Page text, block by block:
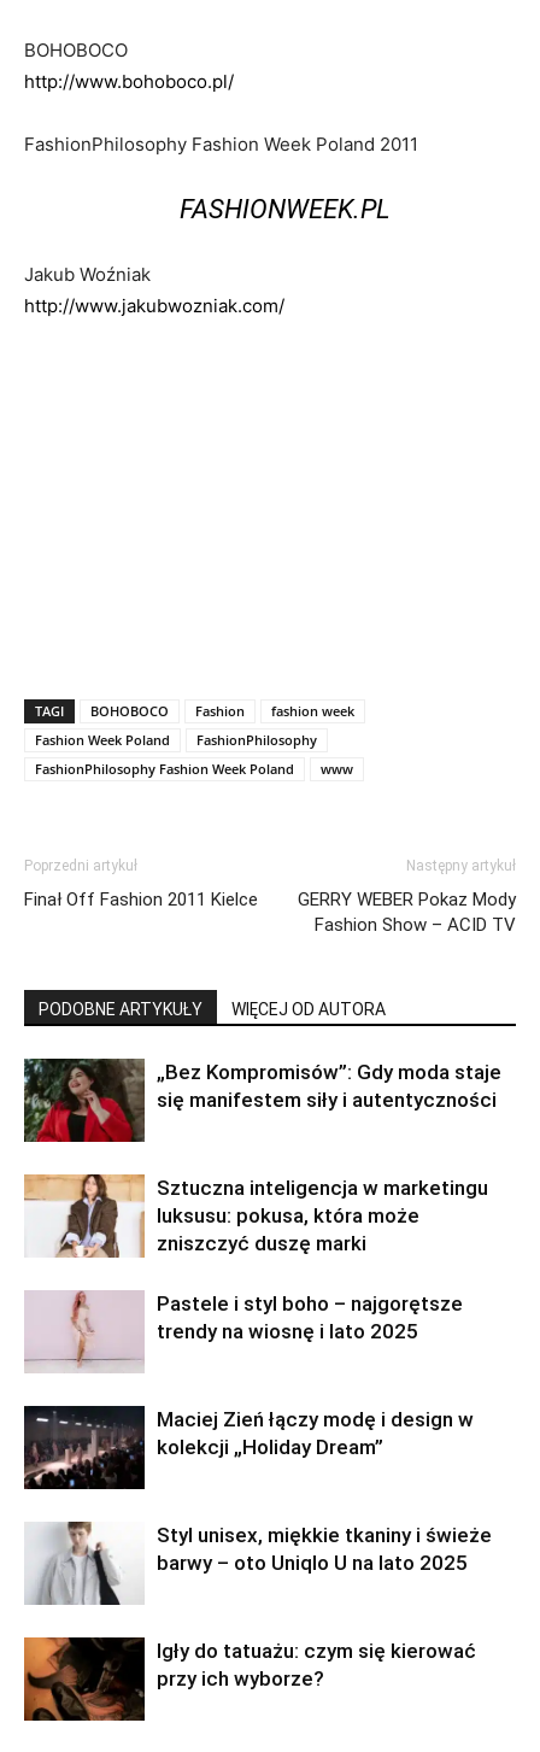
BOHOBOCO
http://www.bohoboco.pl/
FashionPhilosophy Fashion Week Poland 2011
FASHIONWEEK.PL
Jakub Woźniak
http://www.jakubwozniak.com/
TAGI BOHOBOCO Fashion
fashion week
Fashion Week Poland
FashionPhilosophy
FashionPhilosophy Fashion Week Poland
www
Poprzedni artykuł
Finał Off Fashion 2011 Kielce
Następny artykuł
GERRY WEBER Pokaz Mody
Fashion Show – ACID TV
PODOBNE ARTYKUŁY WIĘCEJ OD AUTORA
„Bez Kompromisów”: Gdy moda staje
się manifestem siły i autentyczności
Sztuczna inteligencja w marketingu
luksusu: pokusa, która może
zniszczyć duszę marki
Pastele i styl boho – najgorętsze
trendy na wiosnę i lato 2025
Maciej Zień łączy modę i design w
kolekcji „Holiday Dream”
Styl unisex, miękkie tkaniny i świeże
barwy – oto Uniqlo U na lato 2025
Igły do tatuażu: czym się kierować
przy ich wyborze?